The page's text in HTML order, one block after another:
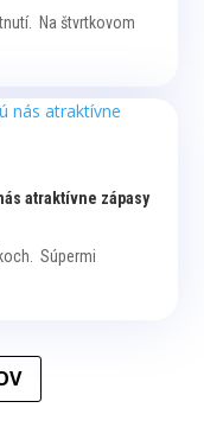
Na štvrtkovom
atraktívne zápasy
Súpermi